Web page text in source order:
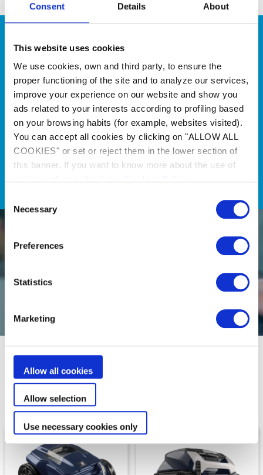
Consent Details About
This website uses cookies
We use cookies, own and third party, to ensure the
proper functioning of the site and to analyze our services,
improve your experience on our website and show you
ads related to your interests according to profiling based
on your browsing habits (for example, websites visited).
You can accept all cookies by clicking on "ALLOW ALL
COOKIES" or set or reject them in the lower section of
this banner. If you want to know more about the use of
Selection
Necessary
Preferences
Statistics
Marketing
Allow all cookies
Allow selection
Use necessary cookies only
Pomoc s výběrem
Vyberte si správný robotický
čistič pro obytné prostory dle
svých potřeb
Elektrické Roboty pro domácnosti